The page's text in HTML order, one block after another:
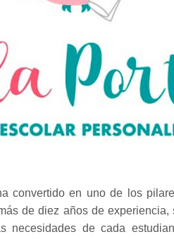
convertido en uno de los
de diez años de
necesidades de cada